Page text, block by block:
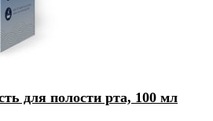
для полости рта, 100 мл